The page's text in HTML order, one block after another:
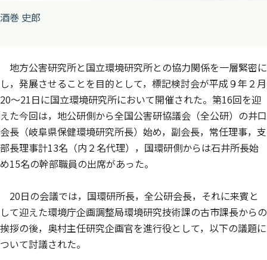
酒巻 史郎
地方公害研究所と国立環境研究所との協力関係を一層緊密に
し，発展させることを目的として，標記検討会が平成９年２月
20〜21日に国立環境研究所において開催された。第16回を迎
えた今回は，地公研側から全国公害研協議会（全公研）の井口
会長（岐阜県保健環境研究所長）始め，副会長，常任理事，支
部長理事計13名（内２名代理），国環研側からは石井所長始
め15名の幹部職員の出席があった。
20日の会議では，国環研所長，全公研会長，それに来賓と
して迎えた環境庁企画調整局環境研究技術課の古市課長からの
挨拶の後，奥村主任研究企画官を進行役として，以下の議題に
ついて討議された。